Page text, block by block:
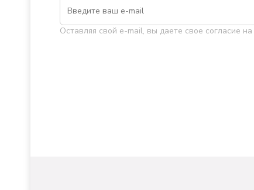
Оставляя свой e-mail, вы даете свое согласие на